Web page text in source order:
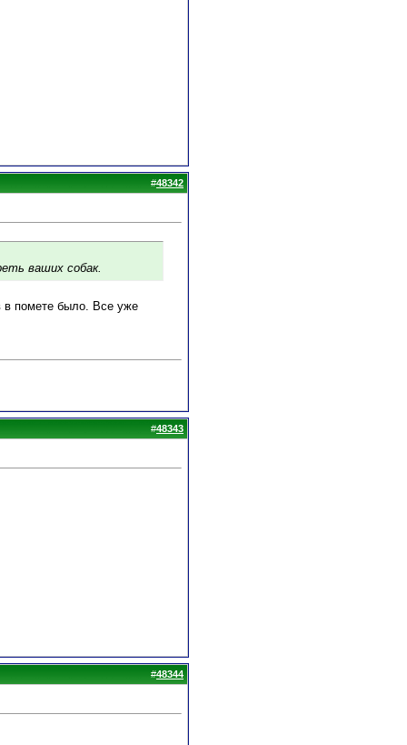
#48342
ваших собак.
в помете было. Все уже
#48343
#48344